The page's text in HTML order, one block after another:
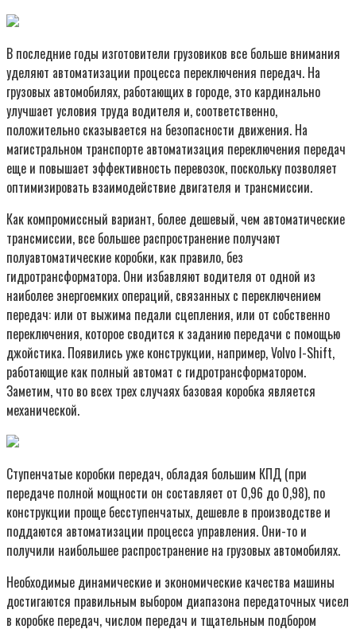
В последние годы изготовители грузовиков все больше внимания
уделяют автоматизации процесса переключения передач. На
грузовых автомобилях, работающих в городе, это кардинально
улучшает условия труда водителя и, соответственно,
положительно сказывается на безопасности движения. На
магистральном транспорте автоматизация переключения передач
еще и повышает эффективность перевозок, поскольку позволяет
оптимизировать взаимодействие двигателя и трансмиссии.
Как компромиссный вариант, более дешевый, чем автоматические
трансмиссии, все большее распространение получают
полуавтоматические коробки, как правило, без
гидротрансформатора. Они избавляют водителя от одной из
наиболее энергоемких операций, связанных с переключением
передач: или от выжима педали сцепления, или от собственно
переключения, которое сводится к заданию передачи с помощью
джойстика. Появились уже конструкции, например, Volvo I-Shift,
работающие как полный автомат с гидротрансформатором.
Заметим, что во всех трех случаях базовая коробка является
механической.
Ступенчатые коробки передач, обладая большим КПД (при
передаче полной мощности он составляет от 0,96 до 0,98), по
конструкции проще бесступенчатых, дешевле в производстве и
поддаются автоматизации процесса управления. Они-то и
получили наибольшее распространение на грузовых автомобилях.
Необходимые динамические и экономические качества машины
достигаются правильным выбором диапазона передаточных чисел
в коробке передач, числом передач и тщательным подбором